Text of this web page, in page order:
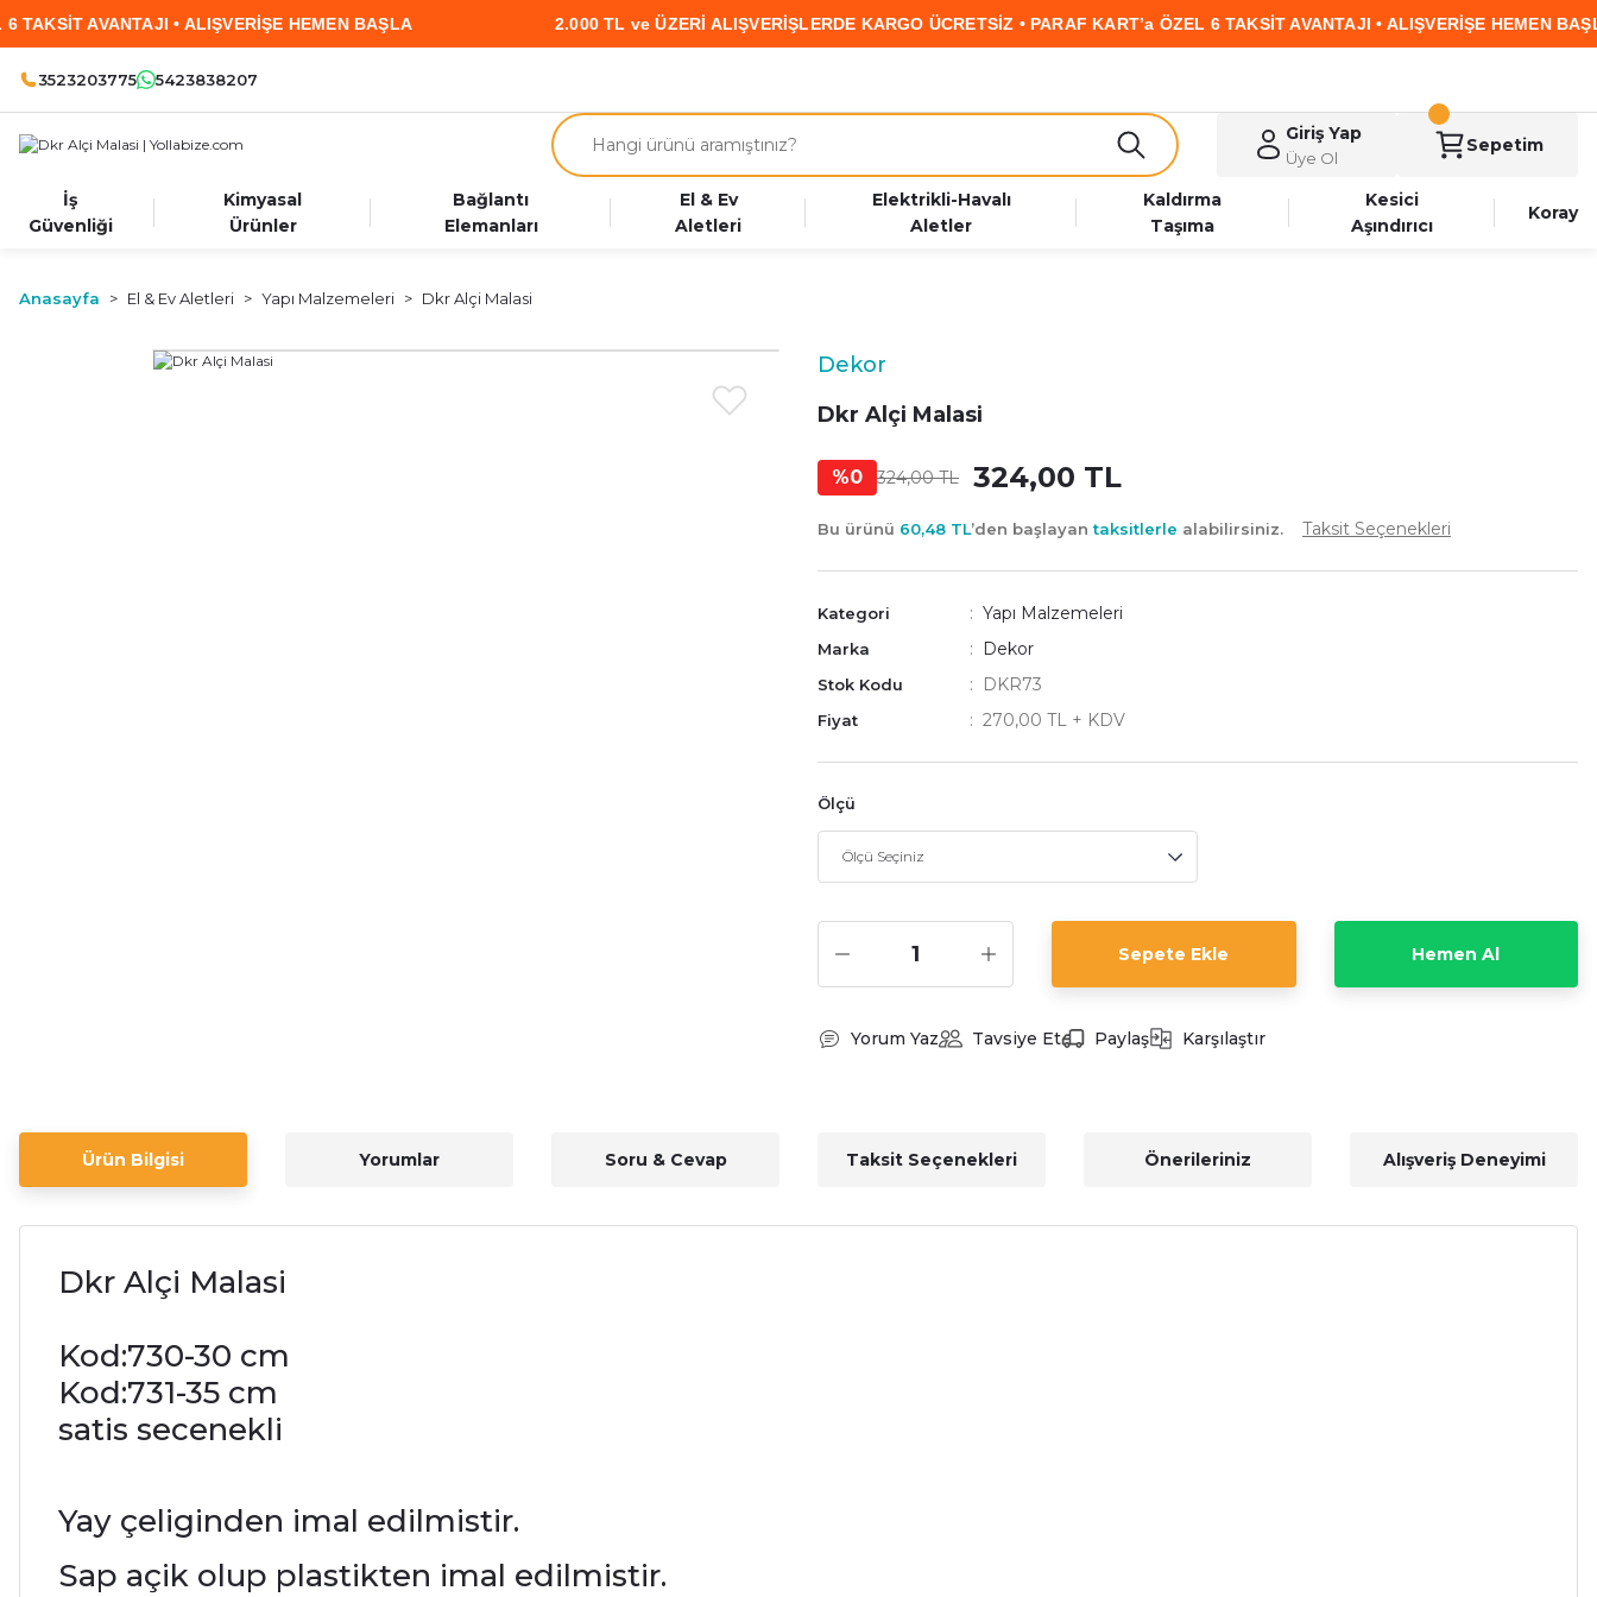
AVANTAJI • ALIŞVERİŞE HEMEN BAŞLA 2.000 TL ve ÜZERİ ALIŞVERİŞLERDE KARGO ÜCRETSİZ • PARAF KART’a ÖZEL 6 TAKSİT AVANTAJI • ALIŞVERİŞE HEMEN BAŞLA
3523203775 5423838207
Giriş Yap
Üye Ol
Sepetim
İş
Güvenliği
Kimyasal
Ürünler
Bağlantı
Elemanları
El & Ev
Aletleri
Elektrikli-Havalı
Aletler
Kaldırma
Taşıma
Kesici
Aşındırıcı
Koray
Anasayfa El & Ev Aletleri Yapı Malzemeleri Dkr Alçi Malasi
Dekor
Dkr Alçi Malasi
%0 324,00 TL 324,00 TL
Bu ürünü 60,48 TL’den başlayantaksitlerle alabilirsiniz. Taksit Seçenekleri
Kategori Yapı Malzemeleri
Marka Dekor
Stok Kodu DKR73
Fiyat 270,00 TL + KDV
Ölçü
Sepete Ekle Hemen Al
Yorum Yaz Tavsiye Et Paylaş Karşılaştır
Ürün Bilgisi Yorumlar Soru & Cevap Taksit Seçenekleri Önerileriniz Alışveriş Deneyimi
Dkr Alçi Malasi
Kod:730-30 cm
Kod:731-35 cm
satis secenekli
Yay çeliginden imal edilmistir.
Sap açik olup plastikten imal edilmistir.